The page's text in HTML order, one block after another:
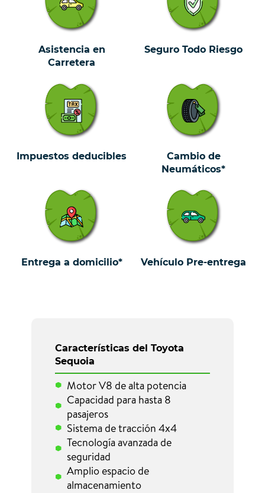
Asistencia en
Carretera
Seguro Todo Riesgo
Impuestos deducibles
Cambio de
Neumáticos*
Entrega a domicilio* Vehículo Pre-entrega
Características del Toyota
Sequoia
Motor V8 de alta potencia
Capacidad para hasta 8
pasajeros
Sistema de tracción 4x4
Tecnología avanzada de
seguridad
Amplio espacio de
almacenamiento